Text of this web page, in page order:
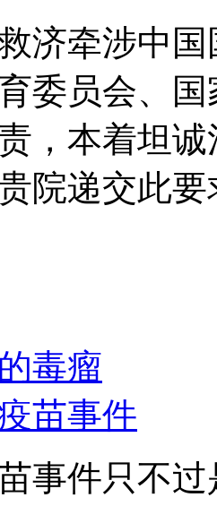
济牵涉中
委员会、
，本着坦
院递交此要
毒瘤
苗事件
事件只不